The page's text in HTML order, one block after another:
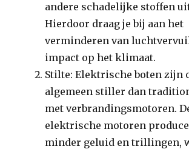
andere schadelijke stoffen
Hierdoor draag je bij aan het
verminderen van
impact op het klimaat.
Stilte: Elektrische boten zijn
algemeen stiller dan
met verbrandingsmotoren.
elektrische motoren
minder geluid en trillingen,